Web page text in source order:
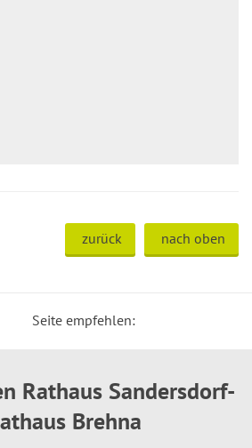
zurück nach oben
Seite empfehlen:
Rathaus Sandersdorf-
Brehna